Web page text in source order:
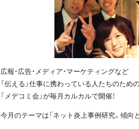
広報・広告・メディア・マーケティングなど
「伝える」仕事に携わっている人たちのため
「メデコミ会」が毎月カルカルで開催！
今月のテーマは「ネット炎上事例研究。傾向